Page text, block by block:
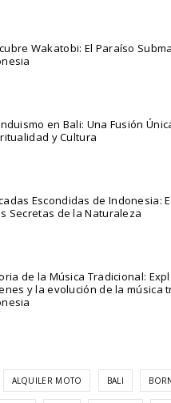
Wakatobi: El Paraíso
en Bali: Una Fusión
y Cultura
Escondidas de Indonesia:
Secretas de la Naturaleza
de la Música Tradicional:
y la evolución de la música
ALQUILER MOTO BALI